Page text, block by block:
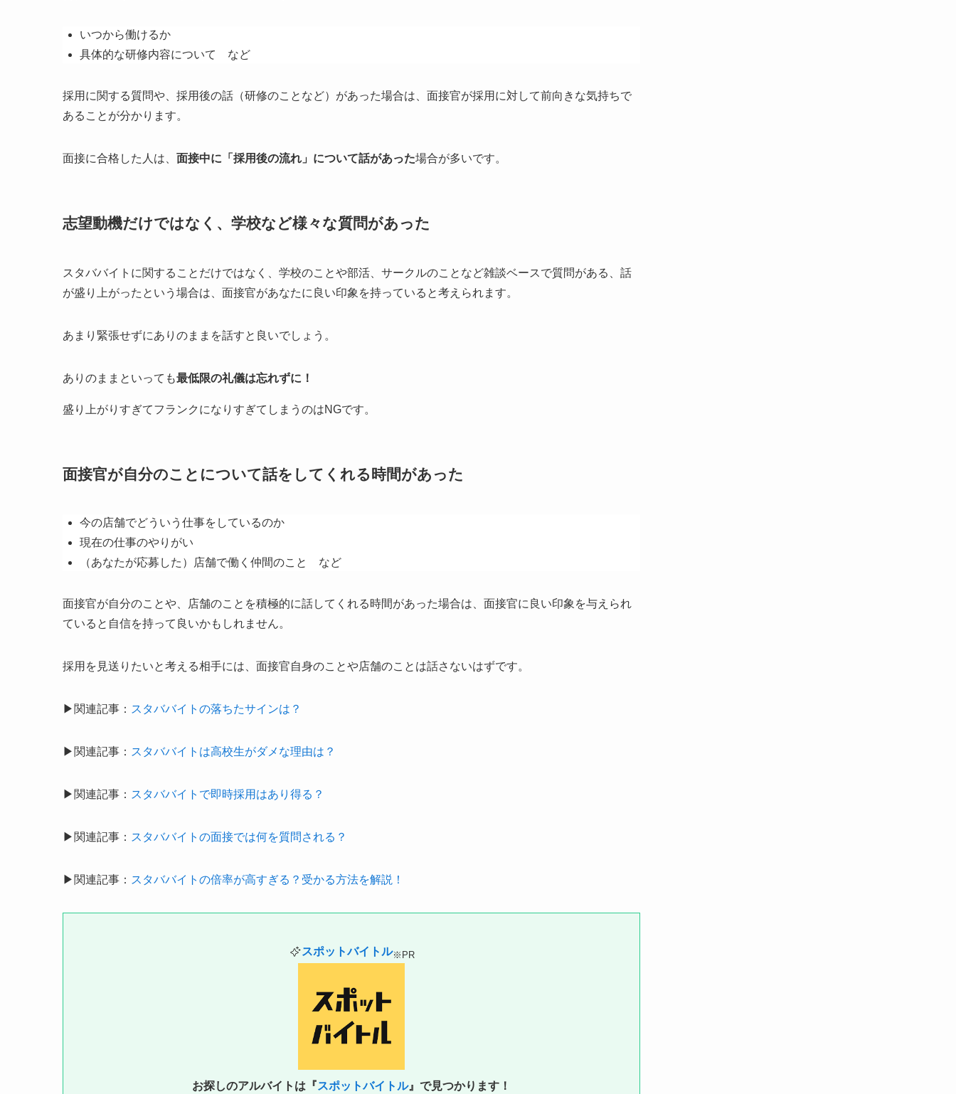
いつから働けるか
具体的な研修内容について など
採用に関する質問や、採用後の話（研修のことなど）があった場合は、面接官が採用に対して前向きな気持ちで
あることが分かります。
面接に合格した人は、 面接中に「採用後の流れ」について話があった場合が多いです。
志望動機だけではなく、学校など様々な質問があった
スタババイトに関することだけではなく、学校のことや部活、サークルのことなど雑談ベースで質問がある、話
が盛り上がったという場合は、面接官があなたに良い印象を持っていると考えられます。
あまり緊張せずにありのままを話すと良いでしょう。
ありのままといっても最低限の礼儀は忘れずに！
盛り上がりすぎてフランクになりすぎてしまうのはNGです。
面接官が自分のことについて話をしてくれる時間があった
今の店舗でどういう仕事をしているのか
現在の仕事のやりがい
（あなたが応募した）店舗で働く仲間のこと など
面接官が自分のことや、店舗のことを積極的に話してくれる時間があった場合は、面接官に良い印象を与えられ
ていると自信を持って良いかもしれません。
採用を見送りたいと考える相手には、面接官自身のことや店舗のことは話さないはずです。
▶関連記事： スタババイトの落ちたサインは？
▶関連記事： スタババイトは高校生がダメな理由は？
▶関連記事： スタババイトで即時採用はあり得る？
▶関連記事： スタババイトの面接では何を質問される？
▶関連記事： スタババイトの倍率が高すぎる？受かる方法を解説！
スポットバイトル※PR
お探しのアルバイトは『スポットバイトル』で見つかります！